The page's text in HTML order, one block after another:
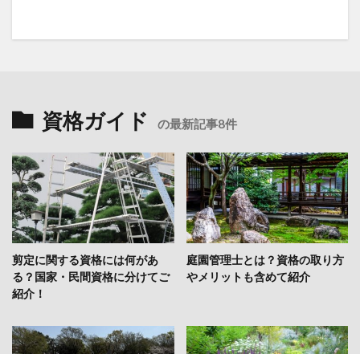
資格ガイド の最新記事8件
剪定に関する資格には何があ
る？国家・民間資格に分けてご
紹介！
庭園管理士とは？資格の取り方
やメリットも含めて紹介